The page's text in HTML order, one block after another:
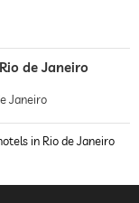
de Janeiro
Janeiro
in Rio de Janeiro